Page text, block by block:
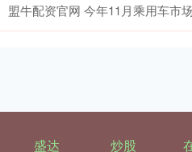
盟牛配资官网 今年11月乘用车市
盛达 炒股